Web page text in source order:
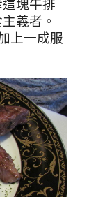
塊牛排
義者。
上一成服